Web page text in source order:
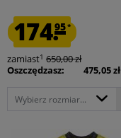
174.95*
zamiast1 650,00 zł
Oszczędzasz:
475,05 zł
Wybierz rozmiar...